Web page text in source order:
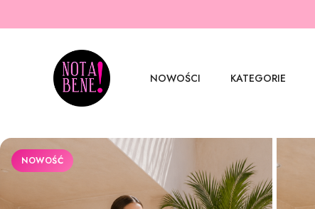
NOWOŚCI KATEGORIE
NOWOŚĆ